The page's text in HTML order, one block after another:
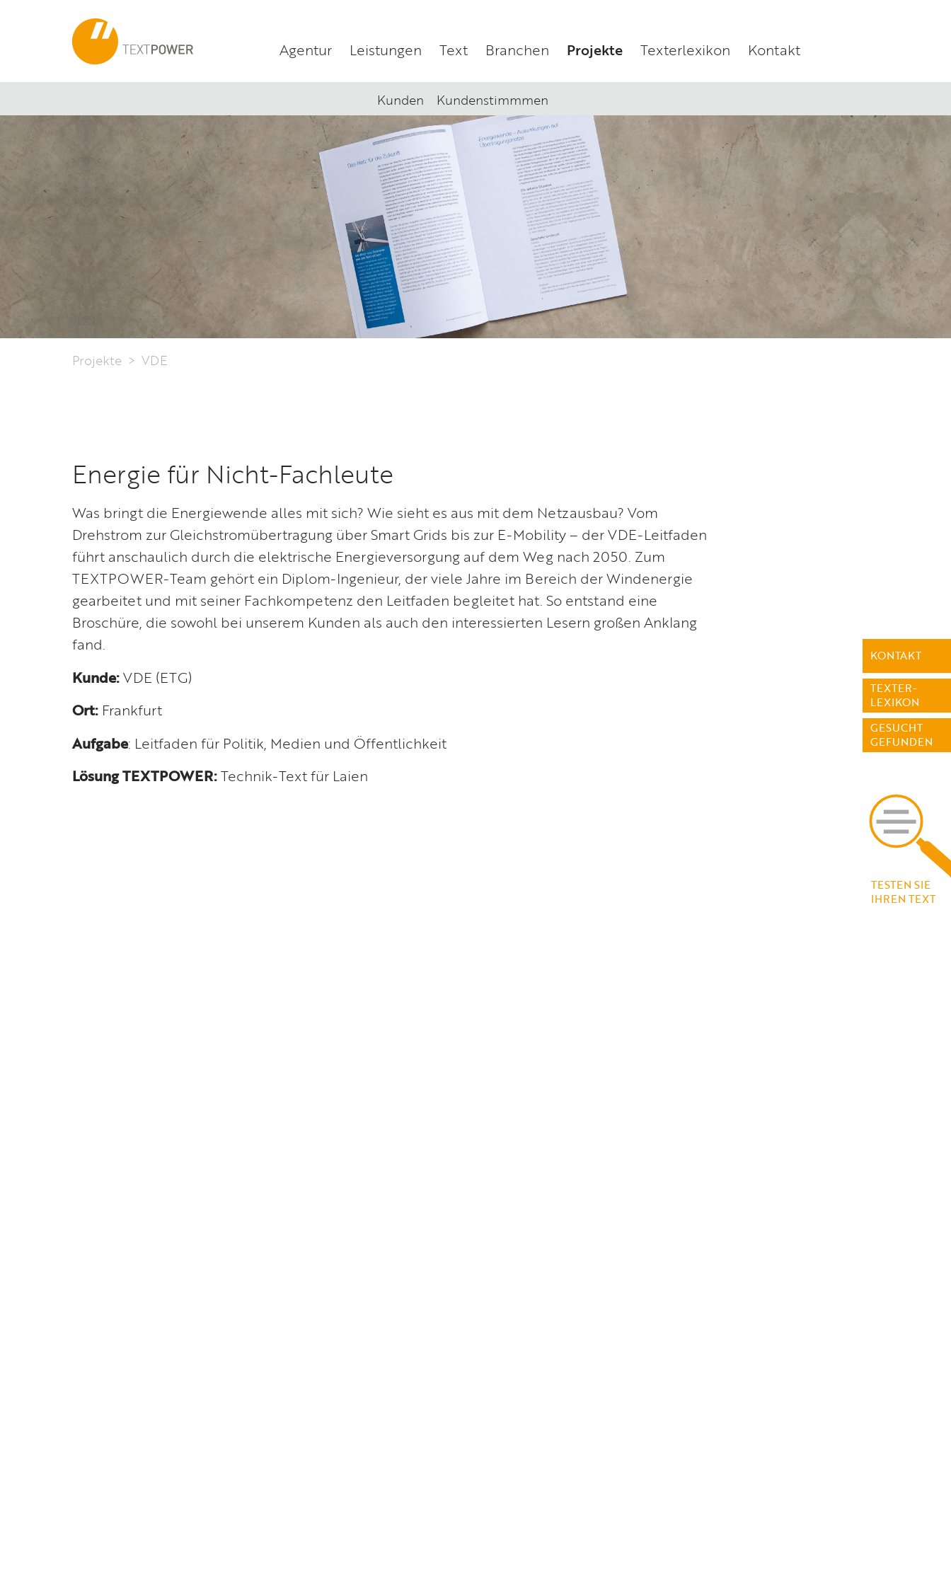
KONTAKT
TEXTER-
LEXIKON
GESUCHT
GEFUNDEN
TESTEN SIE
IHREN TEXT
Agentur Leistungen Text Branchen Projekte
Kunden Kundenstimmmen
Texterlexikon Kontakt
Projekte VDE
Energie für Nicht-Fachleute
Was bringt die Energiewende alles mit sich? Wie sieht es aus mit dem Netzausbau? Vom
Drehstrom zur Gleichstromübertragung über Smart Grids bis zur E-Mobility – der VDE-Leitfaden
führt anschaulich durch die elektrische Energieversorgung auf dem Weg nach 2050. Zum
TEXTPOWER-Team gehört ein Diplom-Ingenieur, der viele Jahre im Bereich der Windenergie
gearbeitet und mit seiner Fachkompetenz den Leitfaden begleitet hat. So entstand eine
Broschüre, die sowohl bei unserem Kunden als auch den interessierten Lesern großen Anklang
fand.
Kunde:VDE (ETG)
Ort: Frankfurt
Aufgabe: Leitfaden für Politik, Medien und Öffentlichkeit
Lösung TEXTPOWER:Technik-Text für Laien